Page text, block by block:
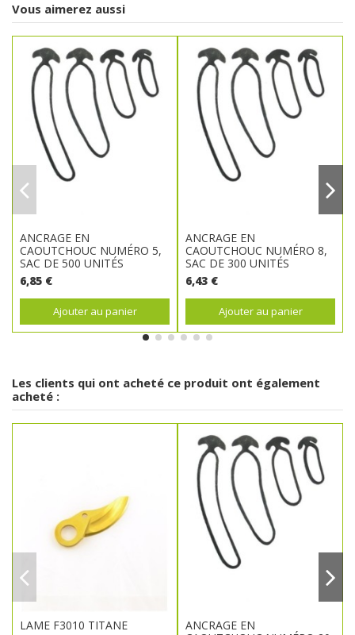
Vous aimerez aussi
ANCRAGE EN
CAOUTCHOUC NUMÉRO 5,
SAC DE 500 UNITÉS
6,85 €
Ajouter au panier
ANCRAGE EN
CAOUTCHOUC NUMÉRO 8,
SAC DE 300 UNITÉS
6,43 €
Ajouter au panier
Les clients qui ont acheté ce produit ont également
acheté :
LAME F3010 TITANE
ANCRAGE EN